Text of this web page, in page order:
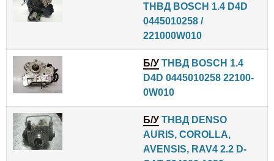
ТНВД BOSCH 1.4 D4D
0445010258 /
221000W010
Б/У ТНВД BOSCH 1.4
D4D 0445010258 22100-
0W010
Б/У ТНВД DENSO
AURIS, COROLLA,
AVENSIS, RAV4 2.2 D-